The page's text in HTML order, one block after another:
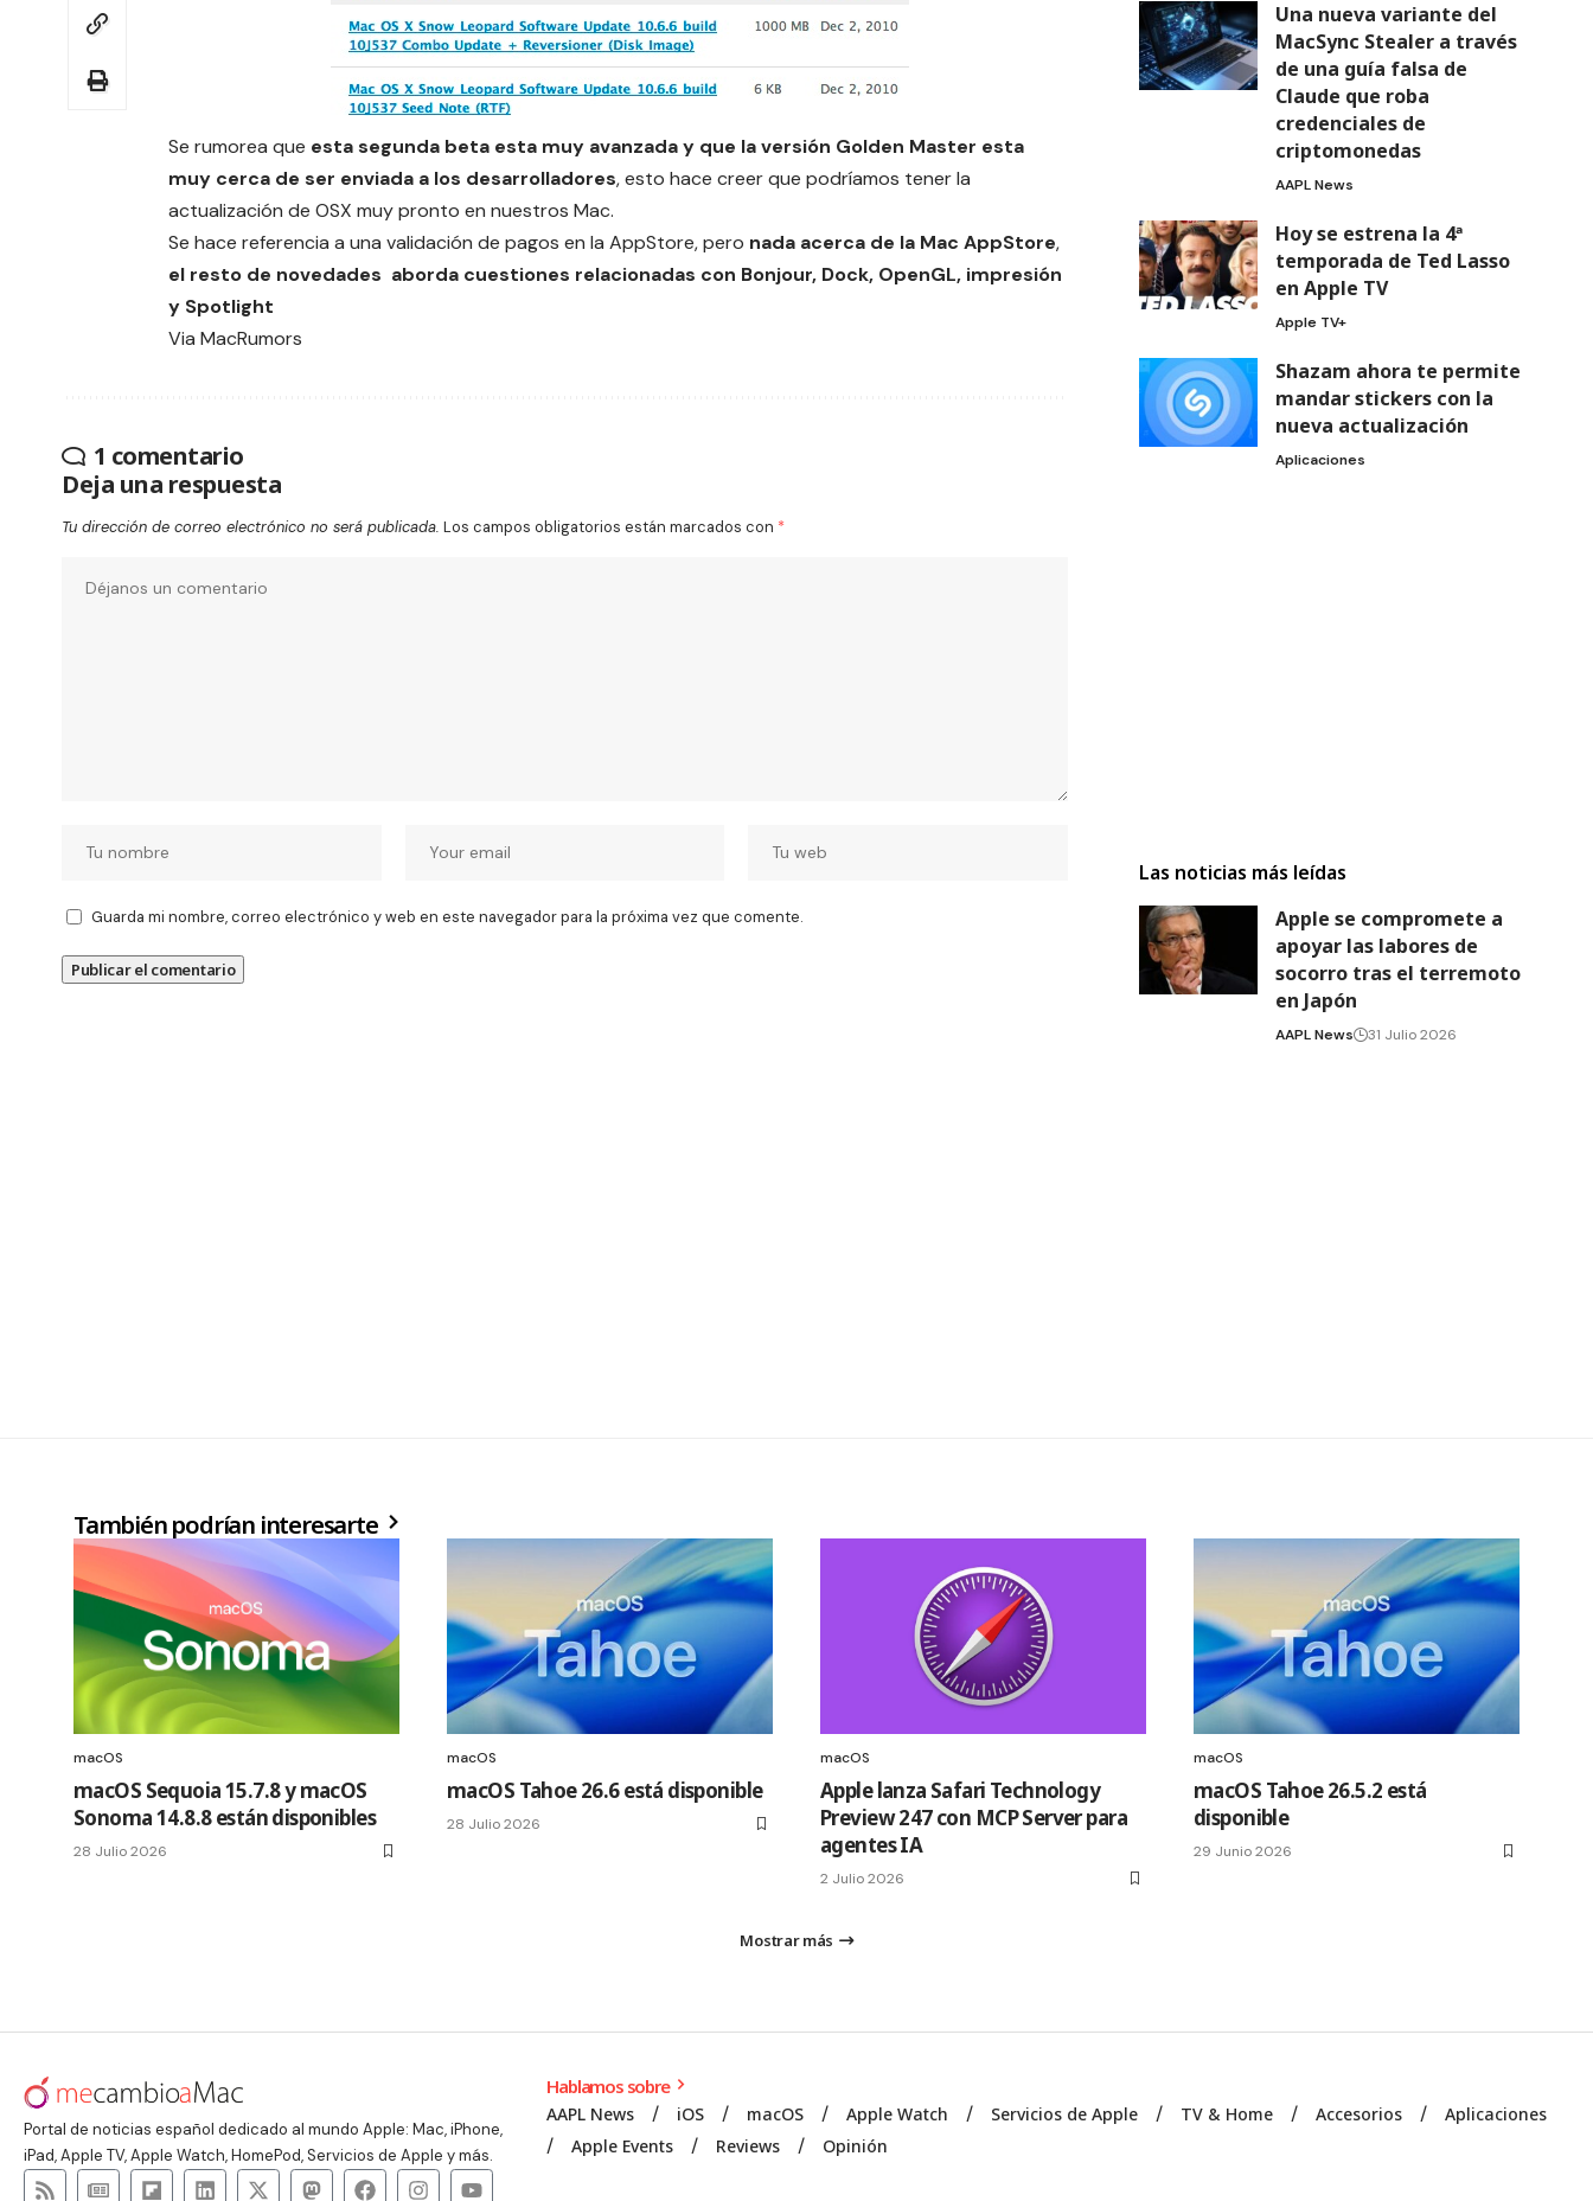
Se rumorea que esta segunda beta esta muy avanzada y que la versión Golden Master esta
muy cerca de ser enviada a los desarrolladores, esto hace creer que podríamos tener la
actualización de OSX muy pronto en nuestros Mac.
Se hace referencia a una validación de pagos en la AppStore, pero nada acerca de la Mac AppStore,
el resto de novedades aborda cuestiones relacionadas con Bonjour, Dock, OpenGL, impresión
y Spotlight
Via MacRumors
1 comentario
Deja una respuesta
Tu dirección de correo electrónico no será publicada. Los campos obligatorios están marcados con *
Guarda mi nombre, correo electrónico y web en este navegador para la próxima vez que comente.
Una nueva variante del
MacSync Stealer a través
de una guía falsa de
Claude que roba
credenciales de
criptomonedas
AAPL News
Hoy se estrena la 4ª
temporada de Ted Lasso
en Apple TV
Apple TV+
Shazam ahora te permite
mandar stickers con la
nueva actualización
Aplicaciones
Las noticias más leídas
Apple se compromete a
apoyar las labores de
socorro tras el terremoto
en Japón
AAPL News 31 Julio 2026
También podrían interesarte
macOS
macOS Sequoia 15.7.8 y macOS
Sonoma 14.8.8 están disponibles
28 Julio 2026
macOS
macOS Tahoe 26.6 está disponible
28 Julio 2026
macOS
Apple lanza Safari Technology
Preview 247 con MCP Server para
agentes IA
2 Julio 2026
macOS
macOS Tahoe 26.5.2 está
disponible
29 Junio 2026
Mostrar más
Portal de noticias español dedicado al mundo Apple: Mac, iPhone,
iPad, Apple TV, Apple Watch, HomePod, Servicios de Apple y más.
Hablamos sobre
AAPL News iOS macOS Apple Watch Servicios de Apple TV & Home Accesorios
Aplicaciones
Apple Events
Reviews Opinión